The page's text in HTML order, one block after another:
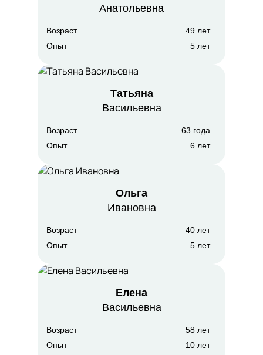
Анатольевна
Возраст
49 лет
Опыт
5 лет
Татьяна
Васильевна
Возраст
63 года
Опыт
6 лет
Ольга
Ивановна
Возраст
40 лет
Опыт
5 лет
Елена
Васильевна
Возраст
58 лет
Опыт
10 лет